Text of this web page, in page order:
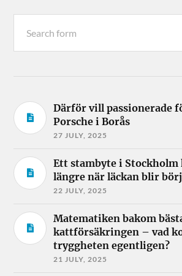
Därför vill passionerade
Porsche i Borås
27 JULY, 2025
Ett stambyte i Stockholm
längre när läckan blir
22 JULY, 2025
Matematiken bakom
kattförsäkringen – vad
tryggheten egentligen?
21 JULY, 2025